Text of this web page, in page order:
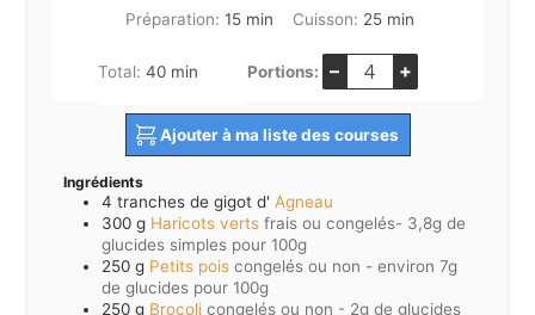
Préparation: 15minutes
min Cuisson: 25minutes
min
Total:40minutes
min Portions: – +
Ajouter à ma liste des courses
Ingrédients
4 tranches de gigot d' Agneau
300 g Haricots verts frais ou congelés- 3,8g de
glucides simples pour 100g
250 g Petits pois congelés ou non - environ 7g
de glucides pour 100g
250 g Brocoli congelés ou non - 2g de glucides